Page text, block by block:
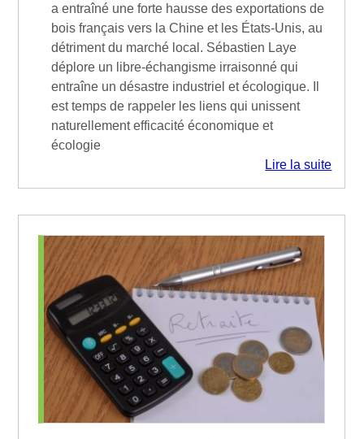
a entraîné une forte hausse des exportations de
bois français vers la Chine et les États-Unis, au
détriment du marché local. Sébastien Laye
déplore un libre-échangisme irraisonné qui
entraîne un désastre industriel et écologique. Il
est temps de rappeler les liens qui unissent
naturellement efficacité économique et
écologie
Lire la suite